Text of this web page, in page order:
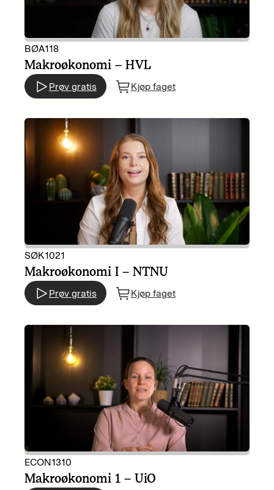
BØA118
Makroøkonomi – HVL
Prøv gratis Kjøp faget
SØK1021
Makroøkonomi I – NTNU
Prøv gratis Kjøp faget
ECON1310
Makroøkonomi 1 – UiO